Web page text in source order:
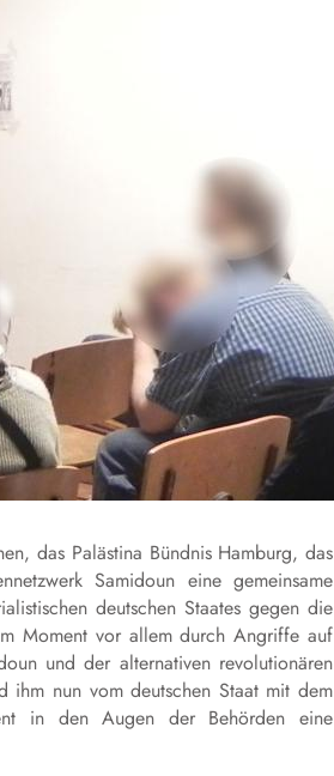
das Palästina Bündnis Hamburg, das
Samidoun eine gemeinsame
deutschen Staates gegen die
Moment vor allem durch Angriffe auf
und der alternativen revolutionären
ihm nun vom deutschen Staat mit dem
in den Augen der Behörden eine